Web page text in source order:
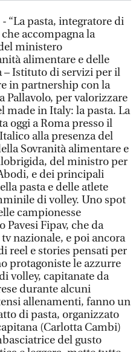
“La pasta, integratore di
accompagna la
ministero
alimentare e delle
– Istituto di servizi per il
in partnership con la
Pallavolo, per valorizzare
made in Italy: la pasta. La
oggi a Roma presso il
alla presenza del
Sovranità alimentare e
del ministro per
e dei principali
pasta e delle atlete
di volley. Uno spot
campionesse
Fipav, che da
nazionale, e poi ancora
reel e stories pensati per
protagoniste le azzurre
volley, capitanate da
durante alcuni
allenamenti, fanno un
di pasta, organizzato
(Carlotta Cambi)
del gusto